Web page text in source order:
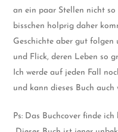
an ein paar Stellen nicht so
bisschen holprig daher
Geschichte aber gut
und Flick, deren Leben so
Ich werde auf jeden Fall
und kann dieses Buch auch
Ps: Das Buchcover finde